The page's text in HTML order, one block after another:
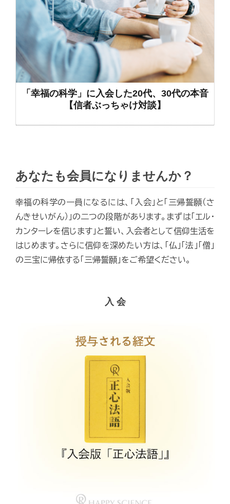
「幸福の科学」に入会した20代、30代の本音
【信者ぶっちゃけ対談】
あなたも会員になりませんか？
幸福の科学の一員になるには、「入会」と「三帰誓願（さ
んきせいがん）」の二つの段階があります。まずは「エル・
カンターレを信じます」と誓い、入会者として信仰生活を
はじめます。さらに信仰を深めたい方は、「仏」「法」「僧」
の三宝に帰依する「三帰誓願」をご希望ください。
入 会